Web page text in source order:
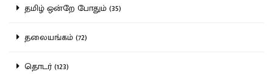
தமிழ் ஒன்றே போதும் (35)
தலையங்கம் (72)
தொடர் (123)